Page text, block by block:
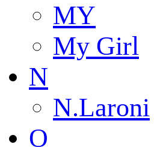
MY
My Girl
N
N.Laroni
O